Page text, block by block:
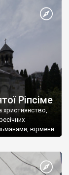
християнином.
Таврійського
Ріпсіме
християнство,
вірмени